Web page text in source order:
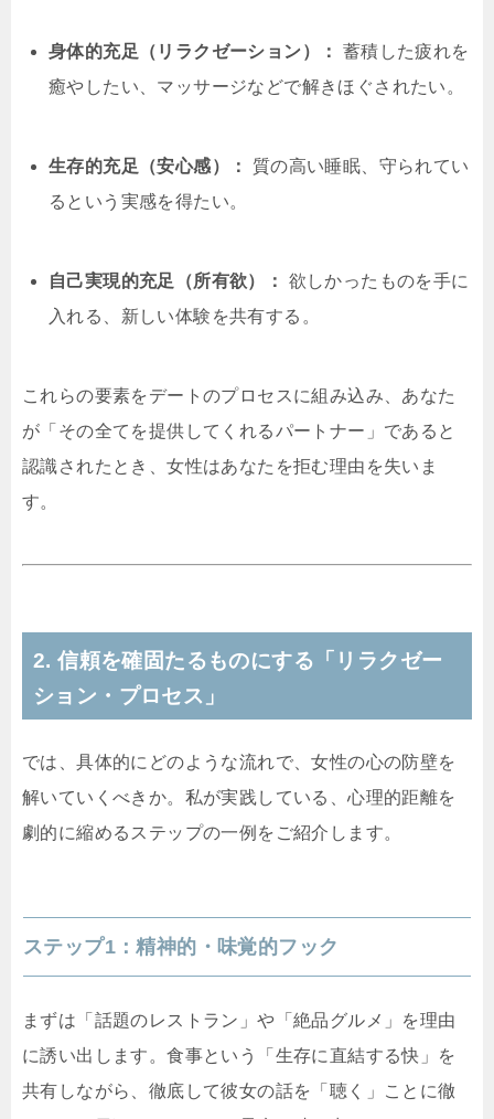
身体的充足（リラクゼーション）：
蓄積した疲れを
癒やしたい、マッサージなどで解きほぐされたい。
生存的充足（安心感）：
質の高い睡眠、守られてい
るという実感を得たい。
自己実現的充足（所有欲）：
欲しかったものを手に
入れる、新しい体験を共有する。
これらの要素をデートのプロセスに組み込み、あなた
が「その全てを提供してくれるパートナー」であると
認識されたとき、女性はあなたを拒む理由を失いま
す。
2. 信頼を確固たるものにする「リラクゼー
ション・プロセス」
では、具体的にどのような流れで、女性の心の防壁を
解いていくべきか。私が実践している、心理的距離を
劇的に縮めるステップの一例をご紹介します。
ステップ1：精神的・味覚的フック
まずは「話題のレストラン」や「絶品グルメ」を理由
に誘い出します。食事という「生存に直結する快」を
共有しながら、徹底して彼女の話を「聴く」ことに徹